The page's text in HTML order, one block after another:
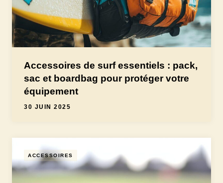
Accessoires de surf essentiels : pack,
sac et boardbag pour protéger votre
équipement
30 JUIN 2025
ACCESSOIRES